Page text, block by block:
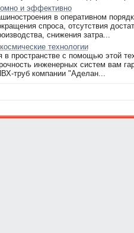
и эффективно
в оперативном
спроса, отсутствия
снижения затра...
технологии
в пространстве с помощью этой
инженерных систем вам
труб компании "Аделан...